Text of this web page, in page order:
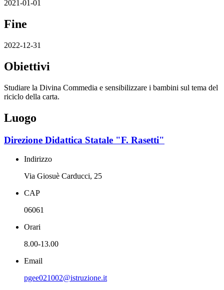
2021-01-01
Fine
2022-12-31
Obiettivi
Studiare la Divina Commedia e sensibilizzare i bambini sul tema del
riciclo della carta.
Luogo
Direzione Didattica Statale "F. Rasetti"
Indirizzo
Via Giosuè Carducci, 25
CAP
06061
Orari
8.00-13.00
Email
pgee021002@istruzione.it